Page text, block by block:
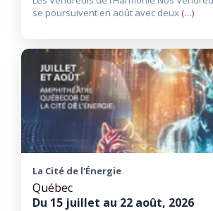
se poursuivent en août avec deux (…)
La Cité de l'Énergie
Québec
Du 15 juillet au 22 août, 2026